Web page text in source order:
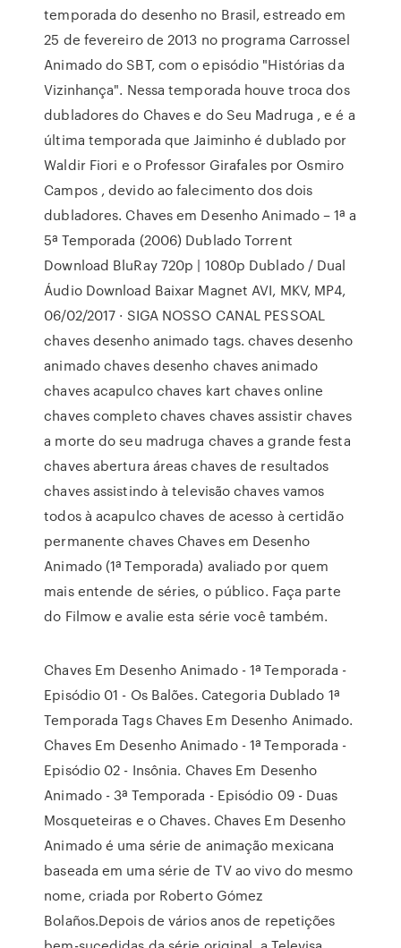
temporada do desenho no Brasil, estreado em
25 de fevereiro de 2013 no programa Carrossel
Animado do SBT, com o episódio "Histórias da
Vizinhança". Nessa temporada houve troca dos
dubladores do Chaves e do Seu Madruga , e é a
última temporada que Jaiminho é dublado por
Waldir Fiori e o Professor Girafales por Osmiro
Campos , devido ao falecimento dos dois
dubladores. Chaves em Desenho Animado – 1ª a
5ª Temporada (2006) Dublado Torrent
Download BluRay 720p | 1080p Dublado / Dual
Áudio Download Baixar Magnet AVI, MKV, MP4,
06/02/2017 · SIGA NOSSO CANAL PESSOAL
chaves desenho animado tags. chaves desenho
animado chaves desenho chaves animado
chaves acapulco chaves kart chaves online
chaves completo chaves chaves assistir chaves
a morte do seu madruga chaves a grande festa
chaves abertura áreas chaves de resultados
chaves assistindo à televisão chaves vamos
todos à acapulco chaves de acesso à certidão
permanente chaves Chaves em Desenho
Animado (1ª Temporada) avaliado por quem
mais entende de séries, o público. Faça parte
do Filmow e avalie esta série você também.
Chaves Em Desenho Animado - 1ª Temporada -
Episódio 01 - Os Balões. Categoria Dublado 1ª
Temporada Tags Chaves Em Desenho Animado.
Chaves Em Desenho Animado - 1ª Temporada -
Episódio 02 - Insônia. Chaves Em Desenho
Animado - 3ª Temporada - Episódio 09 - Duas
Mosqueteiras e o Chaves. Chaves Em Desenho
Animado é uma série de animação mexicana
baseada em uma série de TV ao vivo do mesmo
nome, criada por Roberto Gómez
Bolaños.Depois de vários anos de repetições